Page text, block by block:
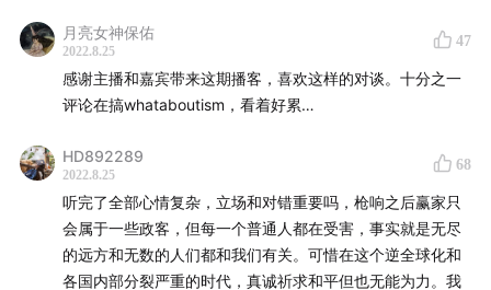
【Logo设计】刘刘（ins: imjanuary)
【互动方式】微博@不合时宜TheWeirdo
【商务合作】长期开放商务合作，可发送邮件至
[hibuheshiyi@126.com](mailto:hibuheshiyi@126.com)
或者私信官方微博 @不合时宜TheWeirdo
克兰的警惕，甚至俄军没有事先进行针对性的训练，例如开
战初突击安东诺夫机场就没有进行过任何演练，导致情况发
展超过了预期，甚至连清理乌军布置在跑道上的障碍物的预
还对最后达成妥协抱有幻想，没有决心进行全面动员c美国也
对乌克兰的抵抗不持乐观态度，预计会迅速进入游击战，因
此援助的武器也只是适合游击战的毒刺和标枪导弹d基辅之战
做出重大贡献的分别是轰炸安东诺夫机场的飞行员，年轻飞
行员负责相对安全的用火箭弹标记目标的任务，而年长飞行
员自告奋勇负责最危险的轰炸跑道的任务，理由仅仅是“我的
月亮女神保佑
2022.8.25
47
感谢主播和嘉宾带来这期播客，喜欢这样的对谈。十分之一
评论在搞whataboutism，看着好累…
HD892289
2022.8.25
68
听完了全部心情复杂，立场和对错重要吗，枪响之后赢家只
会属于一些政客，但每一个普通人都在受害，事实就是无尽
的远方和无数的人们都和我们有关。可惜在这个逆全球化和
各国内部分裂严重的时代，真诚祈求和平但也无能为力。我